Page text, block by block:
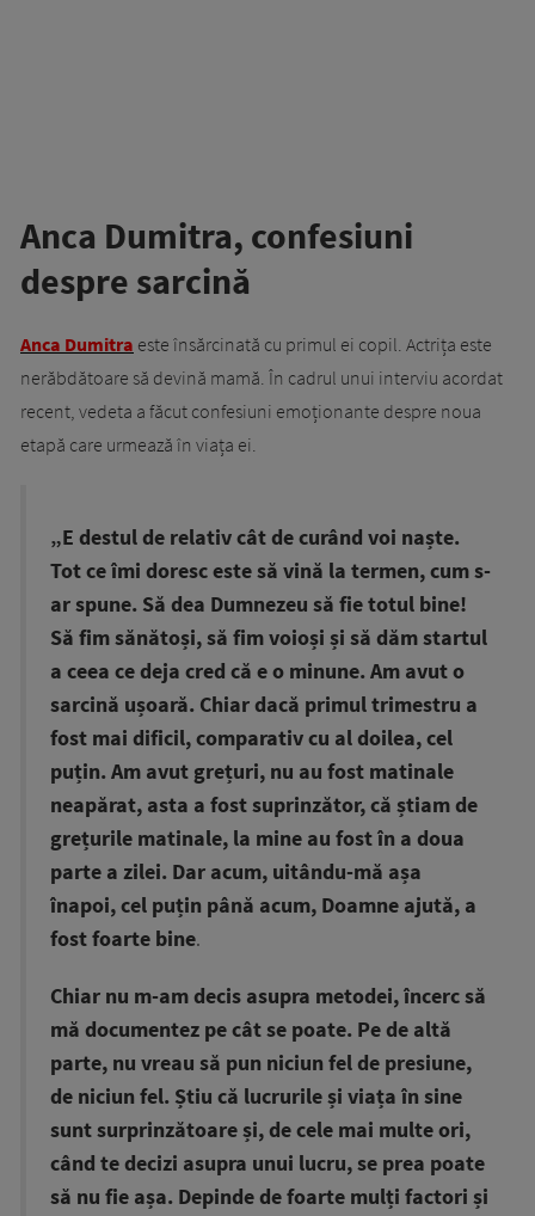
Anca Dumitra, confesiuni
despre sarcină
Anca Dumitra este însărcinată cu primul ei copil. Actrița este
nerăbdătoare să devină mamă. În cadrul unui interviu acordat
recent, vedeta a făcut confesiuni emoționante despre noua
etapă care urmează în viața ei.
„E destul de relativ cât de curând voi naște.
Tot ce îmi doresc este să vină la termen, cum s-
ar spune. Să dea Dumnezeu să fie totul bine!
Să fim sănătoși, să fim voioși și să dăm startul
a ceea ce deja cred că e o minune. Am avut o
sarcină ușoară. Chiar dacă primul trimestru a
fost mai dificil, comparativ cu al doilea, cel
puțin. Am avut grețuri, nu au fost matinale
neapărat, asta a fost suprinzător, că știam de
grețurile matinale, la mine au fost în a doua
parte a zilei. Dar acum, uitându-mă așa
înapoi, cel puțin până acum, Doamne ajută, a
fost foarte bine.
Chiar nu m-am decis asupra metodei, încerc să
mă documentez pe cât se poate. Pe de altă
parte, nu vreau să pun niciun fel de presiune,
de niciun fel. Știu că lucrurile și viața în sine
sunt surprinzătoare și, de cele mai multe ori,
când te decizi asupra unui lucru, se prea poate
să nu fie așa. Depinde de foarte mulți factori și